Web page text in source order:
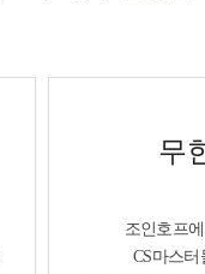
무
조인호프
CS마스